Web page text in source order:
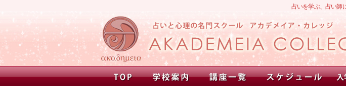
占いを学ぶ、占い師